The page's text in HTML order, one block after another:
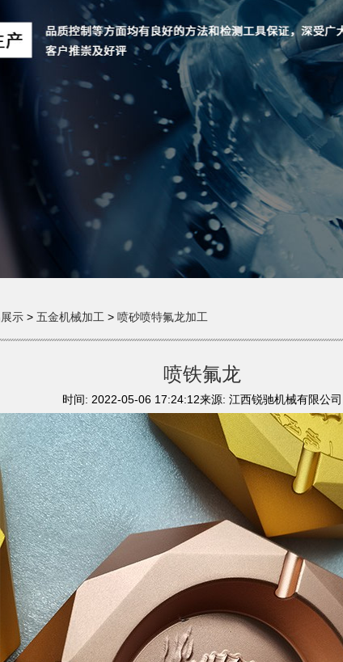
示 > 五金机械加工 > 喷砂喷特氟龙加工
喷铁氟龙
时间: 2022-05-06 17:24:12来源: 江西锐驰机械有限公司